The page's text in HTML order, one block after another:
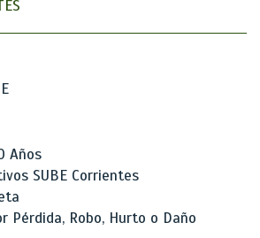
Años
SUBE Corrientes
Pérdida, Robo, Hurto o Daño